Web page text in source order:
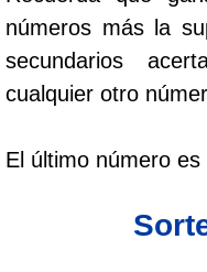
Paisita Día
Paisita Noche
Paisita 3
Pick 3 Día
números más la
secundarios
cualquier otro
El último número